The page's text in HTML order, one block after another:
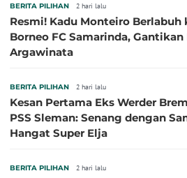
BERITA PILIHAN 2 hari lalu
Resmi! Kadu Monteiro Berlabuh
Borneo FC Samarinda, Gantikan
Argawinata
BERITA PILIHAN 2 hari lalu
Kesan Pertama Eks Werder
PSS Sleman: Senang dengan
Hangat Super Elja
BERITA PILIHAN 2 hari lalu